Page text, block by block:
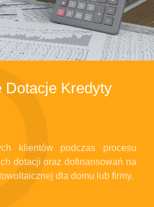
Dotacje Kredyty
klientów podczas procesu
dotacji oraz dofinansowań na
dla domu lub firmy.